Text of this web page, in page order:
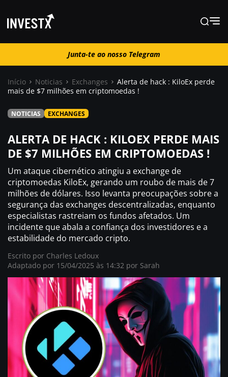
Junta-te ao nosso Telegram
Guias
Onde comprar ?
Casino
Junta-te ao nosso Telegram
Início Noticias Exchanges
Alerta de hack : KiloEx perde
mais de $7 milhões em criptomoedas !
NOTICIAS EXCHANGES
ALERTA DE HACK : KILOEX PERDE MAIS
DE $7 MILHÕES EM CRIPTOMOEDAS !
Um ataque cibernético atingiu a exchange de
criptomoedas KiloEx, gerando um roubo de mais de 7
milhões de dólares. Isso levanta preocupações sobre a
segurança das exchanges descentralizadas, enquanto
especialistas rastreiam os fundos afetados. Um
incidente que abala a confiança dos investidores e a
estabilidade do mercado cripto.
Escrito por Charles Ledoux
Adaptado por 15/04/2025 às 14:32 por Sarah